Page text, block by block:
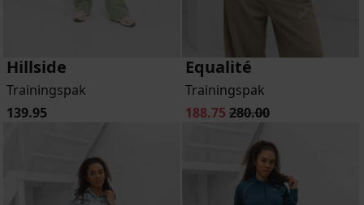
Hillside
Trainingspak
139.95
Equalité
Trainingspak
188.75 280.00